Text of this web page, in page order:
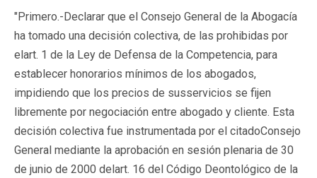
"Primero.-Declarar que el Consejo General de la Abogacía
ha tomado una decisión colectiva, de las prohibidas por
elart. 1 de la Ley de Defensa de la Competencia, para
establecer honorarios mínimos de los abogados,
impidiendo que los precios de susservicios se fijen
libremente por negociación entre abogado y cliente. Esta
decisión colectiva fue instrumentada por el citadoConsejo
General mediante la aprobación en sesión plenaria de 30
de junio de 2000 delart. 16 del Código Deontológico de la